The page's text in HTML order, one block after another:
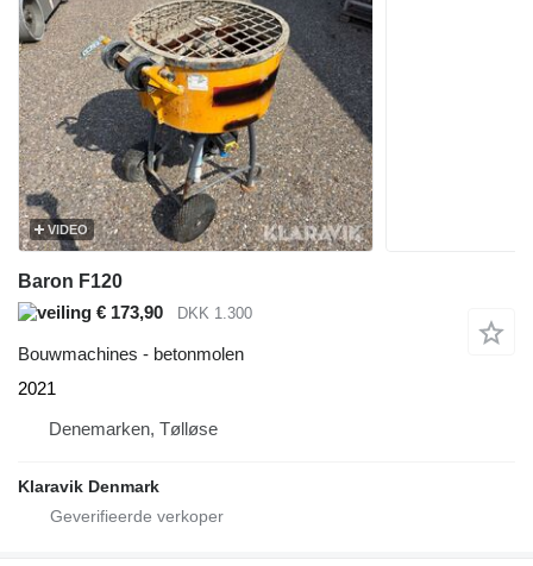
VIDEO
Baron F120
€ 173,90
DKK 1.300
Bouwmachines - betonmolen
2021
Denemarken, Tølløse
Klaravik Denmark